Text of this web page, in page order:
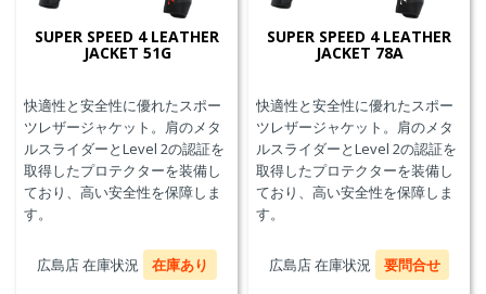
SUPER SPEED 4 LEATHER
JACKET 51G
快適性と安全性に優れたスポー
ツレザージャケット。肩のメタ
ルスライダーとLevel 2の認証を
取得したプロテクターを装備し
ており、高い安全性を保障しま
す。
広島店 在庫状況 在庫あり
SUPER SPEED 4 LEATHER
JACKET 78A
快適性と安全性に優れたスポー
ツレザージャケット。肩のメタ
ルスライダーとLevel 2の認証を
取得したプロテクターを装備し
ており、高い安全性を保障しま
す。
広島店 在庫状況 要問合せ